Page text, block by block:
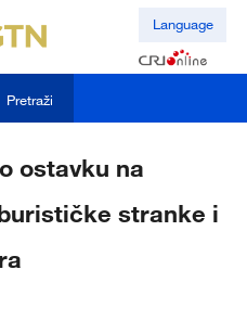
Language
Pretraži
ostavku na
stranke i